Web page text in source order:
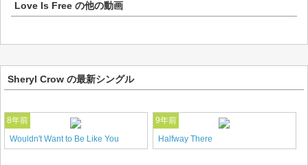
Love Is Free の他の動画
Sheryl Crow の最新シングル
8年前
Wouldn't Want to Be Like You
9年前
Halfway There